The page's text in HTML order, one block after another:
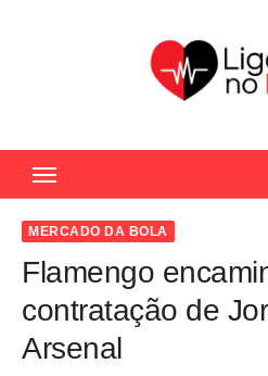
c
MERCADO DA BOLA
Flamengo
contratação de
Arsenal